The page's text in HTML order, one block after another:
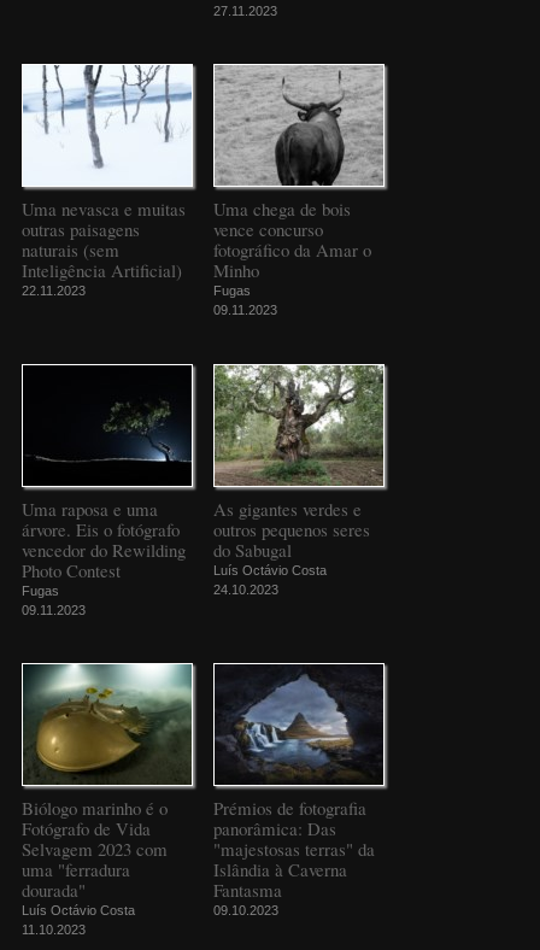
27.11.2023
Uma nevasca e muitas
outras paisagens
naturais (sem
Inteligência Artificial)
22.11.2023
Uma chega de bois
vence concurso
fotográfico da Amar o
Minho
Fugas
09.11.2023
Uma raposa e uma
árvore. Eis o fotógrafo
vencedor do Rewilding
Photo Contest
Fugas
09.11.2023
As gigantes verdes e
outros pequenos seres
do Sabugal
Luís Octávio Costa
24.10.2023
Biólogo marinho é o
Fotógrafo de Vida
Selvagem 2023 com
uma "ferradura
dourada"
Luís Octávio Costa
11.10.2023
Prémios de fotografia
panorâmica: Das
"majestosas terras" da
Islândia à Caverna
Fantasma
09.10.2023